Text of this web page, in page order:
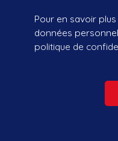
Pour en savoir
données
politique de